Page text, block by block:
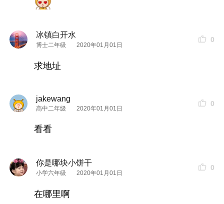
冰镇白开水
博士二年级 2020年01月01日
0
求地址
jakewang
高中二年级 2020年01月01日
0
看看
你是哪块小饼干
小学六年级 2020年01月01日
0
在哪里啊